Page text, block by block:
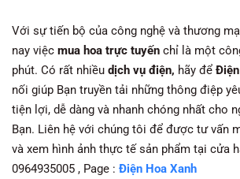
Với sự tiến bộ của công nghệ và thương
nay việc mua hoa trực tuyến chỉ là một
phút. Có rất nhiều dịch vụ điện, hãy để
nối giúp Bạn truyền tải những thông điệp
tiện lợi, dễ dàng và nhanh chóng nhất cho
Bạn. Liên hệ với chúng tôi để được tư vấn
và xem hình ảnh thực tế sản phẩm tại cửa
0964935005 , Page : Điện Hoa Xanh